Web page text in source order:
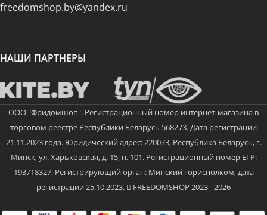
freedomshop.by@yandex.ru
НАШИ ПАРТНЕРЫ
ООО "Фридомшоп". Регистрационный номер интернет-магазина в
торговом реестре Республики Беларусь 568273. Дата регистрации
21.11.2023 года. Юридический адрес: 220073, Республика Беларусь, г.
Минск, ул. Харьковская, д. 15, п. 101. Регистрационный номер ЕГР:
193718327. Регистрирующий орган: Минский горисполком, дата
регистрации 25.10.2023.
FREEDOMSHOP 2023 - 2026